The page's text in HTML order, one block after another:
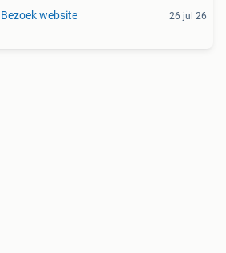
Bezoek website 26 jul 26